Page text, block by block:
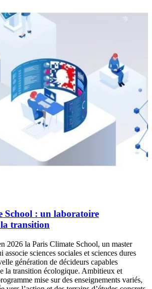
School : un laboratoire
transition
2026 la Paris Climate School, un master
sciences sociales et sciences dures
génération de décideurs capables
la transition écologique. Ambitieux et
mise sur des enseignements variés,